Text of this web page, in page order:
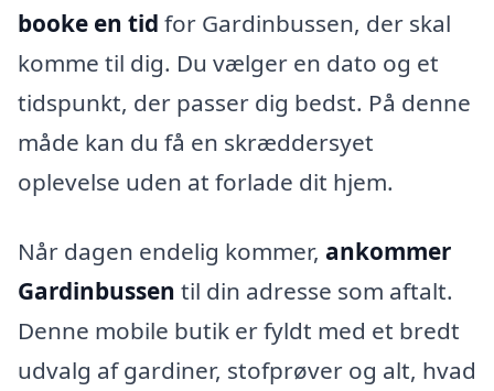
booke en tid for Gardinbussen, der skal
komme til dig. Du vælger en dato og et
tidspunkt, der passer dig bedst. På denne
måde kan du få en skræddersyet
oplevelse uden at forlade dit hjem.
Når dagen endelig kommer, ankommer
Gardinbussen til din adresse som aftalt.
Denne mobile butik er fyldt med et bredt
udvalg af gardiner, stofprøver og alt, hvad